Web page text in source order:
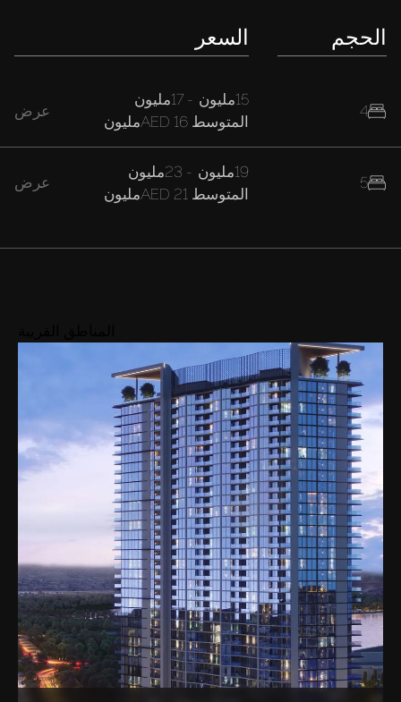
الحجم
4
5
السعر
15مليون -
المتوسط
عرض
19مليون -
المتوسط
عرض